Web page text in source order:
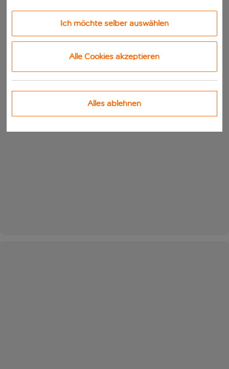
Ich möchte selber auswählen
Alle Cookies akzeptieren
Alles ablehnen